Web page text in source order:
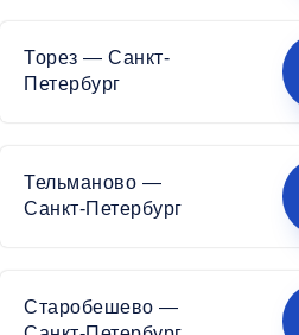
Торез — Санкт-
Петербург
Тельманово —
Санкт-Петербург
Старобешево —